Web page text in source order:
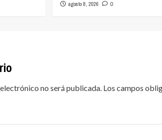
agosto 8, 2026 0
no será publicada. Los campos